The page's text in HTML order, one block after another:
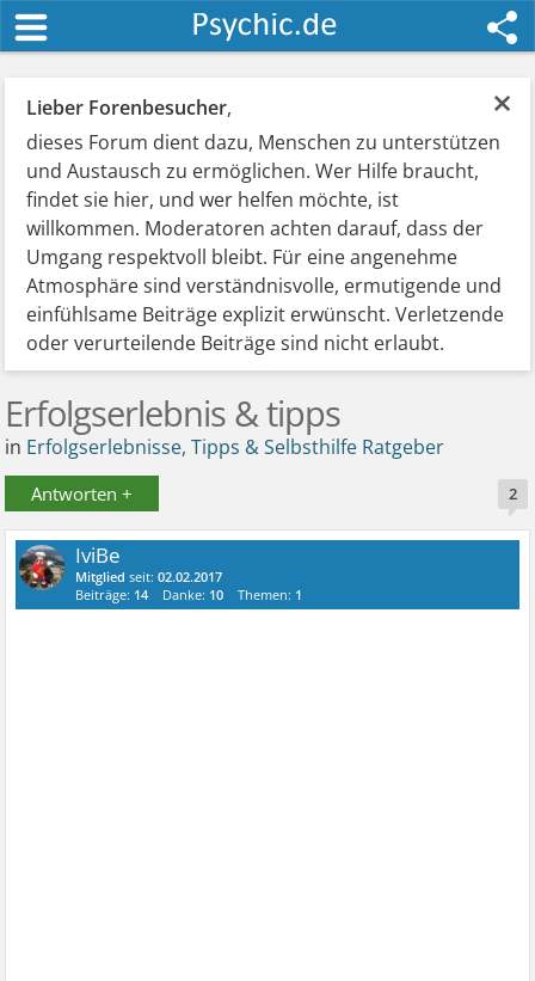
×
Lieber Forenbesucher,
dieses Forum dient dazu, Menschen zu unterstützen
und Austausch zu ermöglichen. Wer Hilfe braucht,
findet sie hier, und wer helfen möchte, ist
willkommen. Moderatoren achten darauf, dass der
Umgang respektvoll bleibt. Für eine angenehme
Atmosphäre sind verständnisvolle, ermutigende und
einfühlsame Beiträge explizit erwünscht. Verletzende
oder verurteilende Beiträge sind nicht erlaubt.
Erfolgserlebnis & tipps
in Erfolgserlebnisse, Tipps & Selbsthilfe Ratgeber
Antworten + 2
IviBe
Mitglied seit:02.02.2017
Beiträge: 14 Danke: 10 Themen: 1